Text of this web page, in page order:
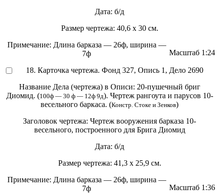
Дата: б/д
Размер чертежа: 40,6 х 30 см.
Масштаб 1:24
Примечание: Длина барказа — 26ф, ширина —
7ф
18. Карточка чертежа. Фонд 327, Опись 1, Дело 2690
Название Дела (чертежа) в Описи: 20-пушечный бриг
Диомид. (100ф — 30 ф — 12ф 9д). Чертеж рангоута и парусов 10-
весельного баркаса. (Констр. Стоке и Зенков)
Заголовок чертежа: Чертеж вооружения барказа 10-
весельного, построенного для Брига Диомид
Дата: б/д
Размер чертежа: 41,3 х 25,9 см.
Масштаб 1:36
Примечание: Длина барказа — 26ф, ширина —
7ф